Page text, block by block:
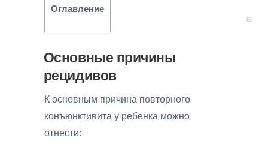
Оглавление
Основные причины
рецидивов
К основным причина повторного
конъюнктивита у ребенка можно
отнести: